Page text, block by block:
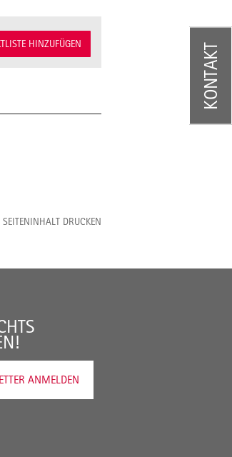
HINZUFÜGEN
SEITENINHALT DRUCKEN
V
ANMELDEN
KONTAKT